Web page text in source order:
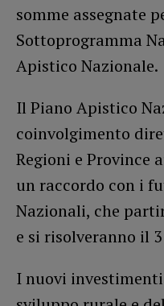
somme assegnate
Sottoprogramma
Apistico Nazionale.
Il Piano Apistico
coinvolgimento
Regioni e Province
un raccordo con i
Nazionali, che
e si risolveranno il
I nuovi